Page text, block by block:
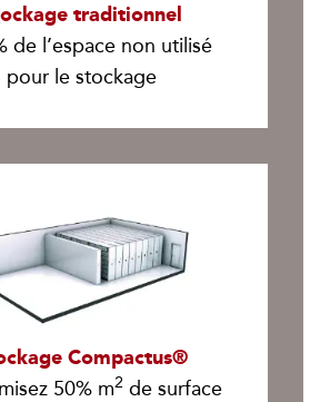
traditionnel
de l’espace non utilisé
pour le stockage
Compactus®
50% m2 de surface